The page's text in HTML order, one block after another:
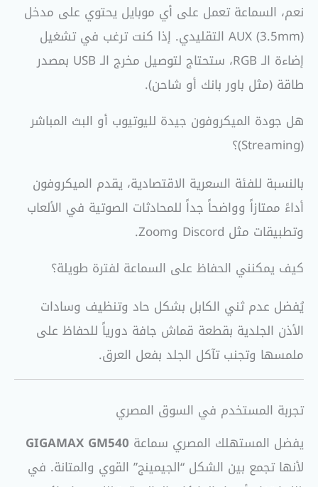
نعم، السماعة تعمل على أي موبايل يحتوي على مدخل
AUX (3.5mm) التقليدي. إذا كنت ترغب في تشغيل
إضاءة الـ RGB، ستحتاج لتوصيل مخرج الـ USB بمصدر
طاقة (مثل باور بانك أو شاحن).
هل جودة الميكروفون جيدة لليوتيوب أو البث المباشر
(Streaming)؟
بالنسبة للفئة السعرية الاقتصادية، يقدم الميكروفون
أداءً ممتازاً وواضحاً جداً للمحادثات الصوتية في الألعاب
وتطبيقات مثل Discord وZoom.
كيف يمكنني الحفاظ على السماعة لفترة طويلة؟
يُفضل عدم ثني الكابل بشكل حاد وتنظيف وسادات
الأذن الجلدية بقطعة قماش جافة دورياً للحفاظ على
ملمسها وتجنب تآكل الجلد بفعل العرق.
تجربة المستخدم في السوق المصري
يفضل المستهلك المصري سماعة GIGAMAX GM540
لأنها تجمع بين الشكل “الجيمينج” القوي والمتانة. في